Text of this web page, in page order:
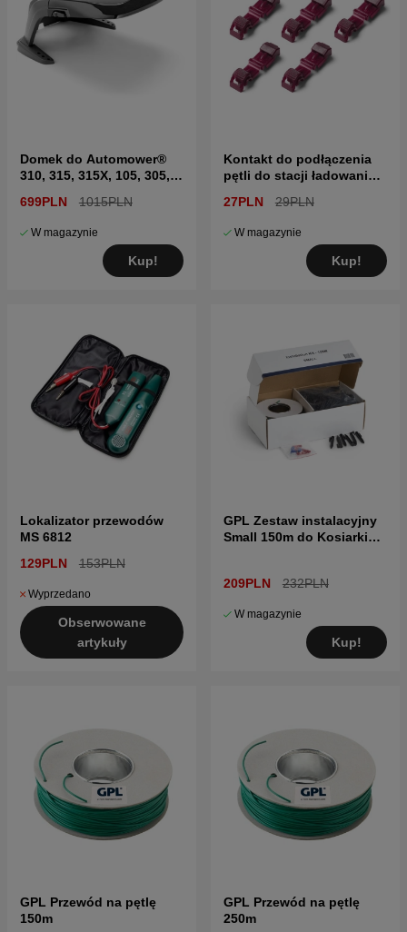
Domek do Automower®
310, 315, 315X, 105, 305,
699PLN 1015PLN
W magazynie
Kup!
Kontakt do podłączenia
pętli do stacji ładowania
27PLN 29PLN
W magazynie
Kup!
Lokalizator przewodów
MS 6812
129PLN
153PLN
Wyprzedano
Obserwowane
artykuły
GPL Zestaw instalacyjny
Small 150m do Kosiarki
209PLN 232PLN
W magazynie
Kup!
GPL Przewód na pętlę
150m
GPL Przewód na pętlę
250m